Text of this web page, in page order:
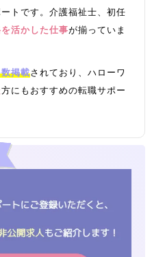
トです。介護福祉士、初任
活かした仕事が揃っていま
掲載されており、ハローワ
方にもおすすめの転職サポー